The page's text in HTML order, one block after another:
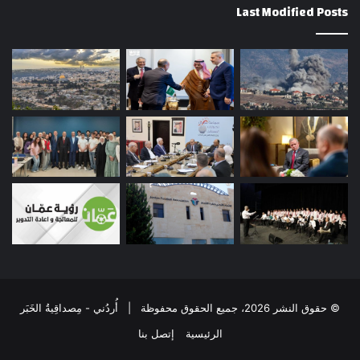
Last Modified Posts
© حقوق النشر 2026، جميع الحقوق محفوظة | أُردُني - مِصداقِيةُ الخَبَر
الرئيسية
إتصل بنا